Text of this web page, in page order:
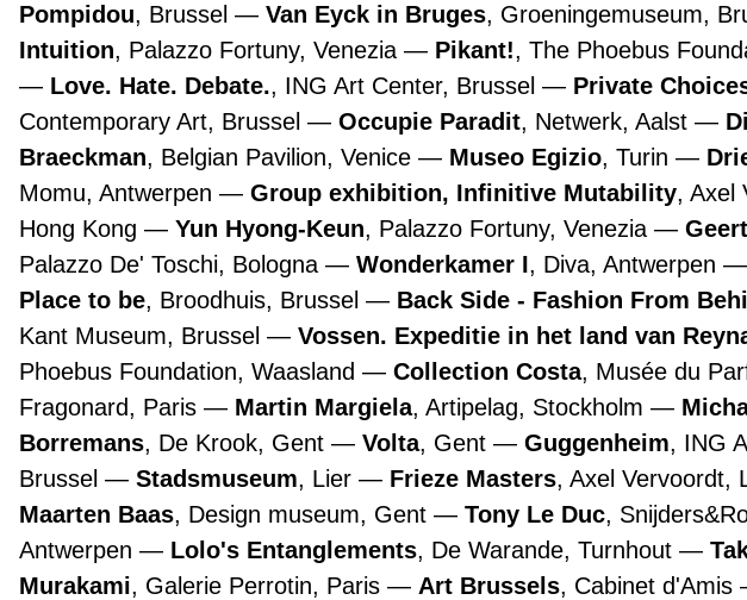
Pompidou, Brussel Van Eyck in Bruges, Groeningemuseum,
Intuition, Palazzo Fortuny, Venezia Pikant!, The Phoebus
Love. Hate. Debate., ING Art Center, Brussel Private
Contemporary Art, Brussel
Occupie Paradit, Netwerk, Aalst
Braeckman, Belgian Pavilion, Venice Museo Egizio, Turin
Momu, Antwerpen
Group exhibition, Infinitive Mutability, Axel
Hong Kong
Yun Hyong-Keun, Palazzo Fortuny, Venezia
Palazzo De' Toschi, Bologna
Wonderkamer I, Diva, Antwerpen
Place to be, Broodhuis, Brussel Back Side - Fashion From
Kant Museum, Brussel
Vossen. Expeditie in het land van
Phoebus Foundation, Waasland
Collection Costa, Musée du
Fragonard, Paris
Martin Margiela, Artipelag, Stockholm
Borremans, De Krook, Gent Volta, Gent Guggenheim, ING
Brussel
Stadsmuseum, Lier Frieze Masters, Axel Vervoordt,
Maarten Baas, Design museum, Gent Tony Le Duc,
Antwerpen
Lolo's Entanglements, De Warande, Turnhout
Murakami, Galerie Perrotin, Paris Art Brussels, Cabinet d'Amis